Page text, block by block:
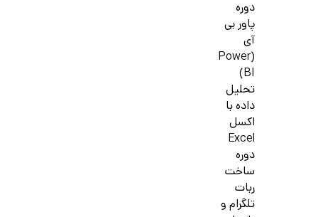
دوره
پاور بی
آی
(Power
BI)
تحلیل
داده با
اکسل
Excel
دوره
ساخت
ربات
تلگرام و